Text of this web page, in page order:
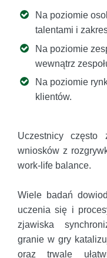
Na poziomie
talentami i
Na poziomie
wewnątrz
Na poziomie
klientów.
Uczestnicy często
wniosków z
work-life balance.
Wiele badań
uczenia się i
zjawiska
granie w gry
oraz trwale